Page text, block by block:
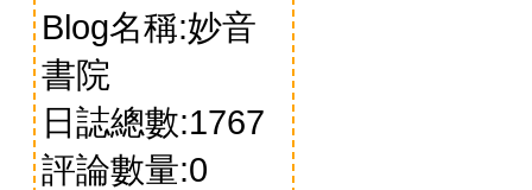
Blog名稱:妙音
書院
日誌總數:1767
評論數量:0